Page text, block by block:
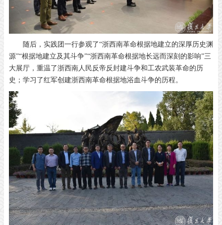
随后，实践团一行参观了“浙西南革命根据地建立的深厚历史渊
源”“根据地建立及其斗争”“浙西南革命根据地长远而深刻的影响”三
大展厅，重温了浙西南人民反帝反封建斗争和工农武装革命的历
史；学习了红军创建浙西南革命根据地浴血斗争的历程。